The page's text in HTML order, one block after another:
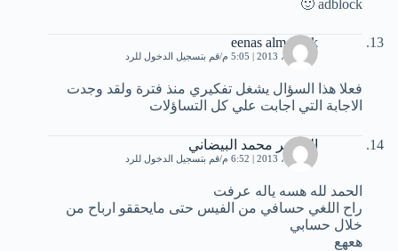
adblock 🙂
eenas almobrak
17 أبريل، 2013 | 5:05 م قم بتسجيل الدخول للرد
فعلا هذا السؤال يشغل تفكيري منذ فترة ولقد وجدت
الاجابة التي اجابت علي كل التساؤلات
الشاعر محمد البيضاني
17 أبريل، 2013 | 6:52 م قم بتسجيل الدخول للرد
الحمد لله هسه ياله عرفت
راح اللغي حسافي من الفيس حتى مايحققو ارباح من
خلال حسابي
هعهع